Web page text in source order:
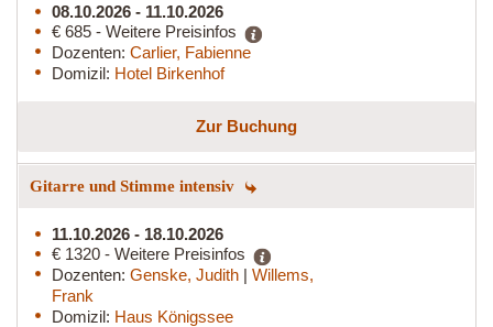
08.10.2026 - 11.10.2026
€ 685 - Weitere Preisinfos
Dozenten: Carlier, Fabienne
Domizil: Hotel Birkenhof
Zur Buchung
Gitarre und Stimme intensiv
11.10.2026 - 18.10.2026
€ 1320 - Weitere Preisinfos
Dozenten: Genske, Judith | Willems,
Frank
Domizil: Haus Königssee